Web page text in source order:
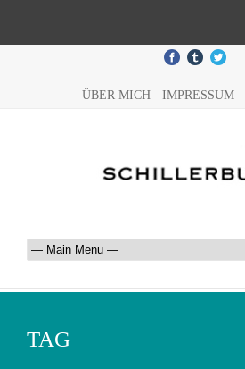
ÜBER MICH IMPRESSUM
TAG